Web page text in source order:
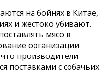
на бойнях в Китае,
и жестоко убивают.
мясо в
организации
производители
поставками с собачьих